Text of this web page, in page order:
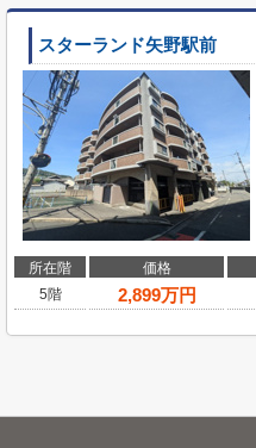
スターランド矢野駅前
所在階 価格
5階
2,899万円